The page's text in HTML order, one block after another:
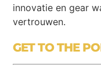
innovatie en gear
vertrouwen.
GET TO THE